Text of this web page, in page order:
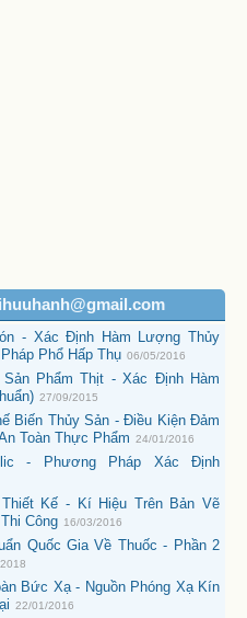
- Xác Định Hàm Lượng Thủy
Phổ Hấp Thụ 06/05/2016
Phẩm Thịt - Xác Định Hàm
27/09/2015
Biến Thủy Sản - Điều Kiện Đảm
Toàn Thực Phẩm 24/01/2016
- Phương Pháp Xác Định
Kế - Kí Hiệu Trên Bản Vẽ
Công 16/03/2016
Quốc Gia Về Thuốc - Phần 2
Bức Xạ - Nguồn Phóng Xạ Kín
22/01/2016